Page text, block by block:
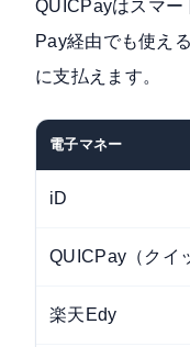
QUICPayはスマ
Pay経由でも使え
に支払えます。
電子マネー
iD
QUICPay（クイ
楽天Edy